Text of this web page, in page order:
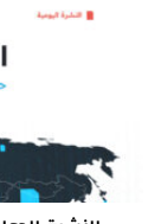
تطورات
المحلي
الدولية…
الدولية
بوليتكال